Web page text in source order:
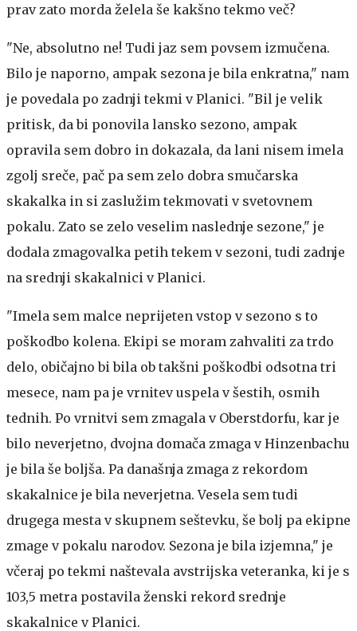
prav zato morda želela še kakšno tekmo več?
"Ne, absolutno ne! Tudi jaz sem povsem izmučena.
Bilo je naporno, ampak sezona je bila enkratna," nam
je povedala po zadnji tekmi v Planici. "Bil je velik
pritisk, da bi ponovila lansko sezono, ampak
opravila sem dobro in dokazala, da lani nisem imela
zgolj sreče, pač pa sem zelo dobra smučarska
skakalka in si zaslužim tekmovati v svetovnem
pokalu. Zato se zelo veselim naslednje sezone," je
dodala zmagovalka petih tekem v sezoni, tudi zadnje
na srednji skakalnici v Planici.
"Imela sem malce neprijeten vstop v sezono s to
poškodbo kolena. Ekipi se moram zahvaliti za trdo
delo, običajno bi bila ob takšni poškodbi odsotna tri
mesece, nam pa je vrnitev uspela v šestih, osmih
tednih. Po vrnitvi sem zmagala v Oberstdorfu, kar je
bilo neverjetno, dvojna domača zmaga v Hinzenbachu
je bila še boljša. Pa današnja zmaga z rekordom
skakalnice je bila neverjetna. Vesela sem tudi
drugega mesta v skupnem seštevku, še bolj pa ekipne
zmage v pokalu narodov. Sezona je bila izjemna," je
včeraj po tekmi naštevala avstrijska veteranka, ki je s
103,5 metra postavila ženski rekord srednje
skakalnice v Planici.